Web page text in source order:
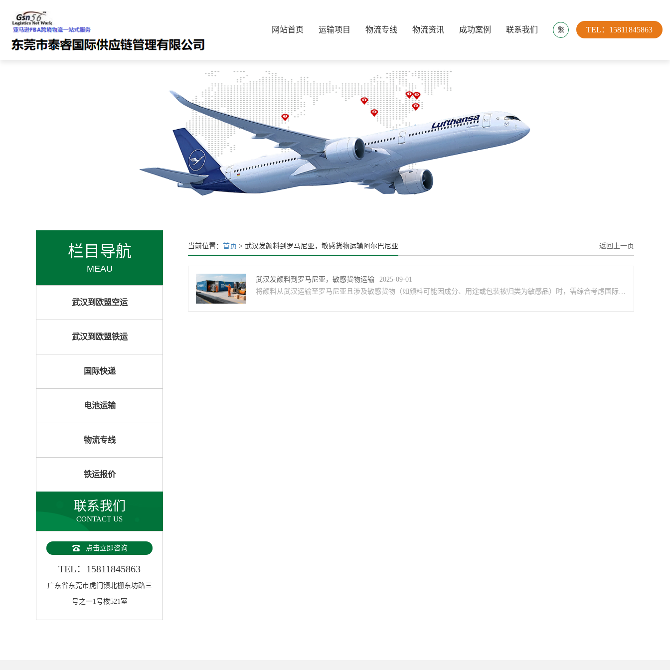
TEL：15811845863
繁
网站首页 运输项目 物流专线 物流资讯 成功案例 联系我们
栏目导航
MEAU
武汉到欧盟空运
武汉到欧盟铁运
国际快递
电池运输
物流专线
铁运报价
联系我们
CONTACT US
点击立即咨询
TEL：15811845863
广东省东莞市虎门镇北栅东坊路三
号之一1号楼521室
当前位置：首页 > 武汉发颜料到罗马尼亚，敏感货物运输阿尔巴尼亚 返回上一页
武汉发颜料到罗马尼亚，敏感货物运输
2025-09-01
‌将颜料从武汉运输至罗马尼亚且涉及敏感货物（如颜料可能因成分、用途或包装被归类为敏感品）时，需综合考虑国际运输的合规性、安全性及成本效率。以下是分步骤的解决方案： 一、确认货物敏感属性 成分分析 确认……